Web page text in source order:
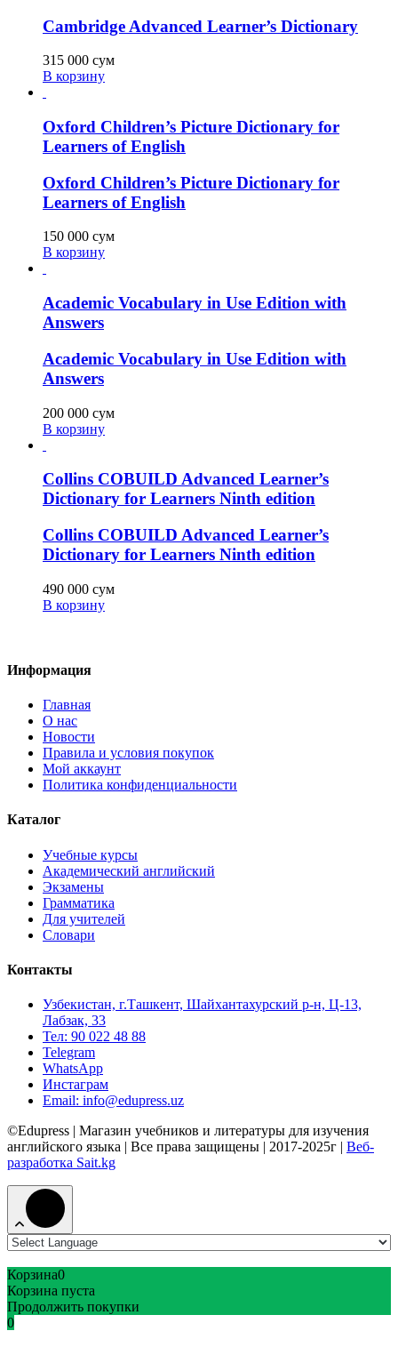
Cambridge Advanced Learner’s Dictionary
315 000 сум
В корзину
Oxford Children’s Picture Dictionary for
Learners of English
Oxford Children’s Picture Dictionary for
Learners of English
150 000 сум
В корзину
Academic Vocabulary in Use Edition with
Answers
Academic Vocabulary in Use Edition with
Answers
200 000 сум
В корзину
Collins COBUILD Advanced Learner’s
Dictionary for Learners Ninth edition
Collins COBUILD Advanced Learner’s
Dictionary for Learners Ninth edition
490 000 сум
В корзину
Информация
Главная
О нас
Новости
Правила и условия покупок
Мой аккаунт
Политика конфиденциальности
Каталог
Учебные курсы
Академический английский
Экзамены
Грамматика
Для учителей
Словари
Контакты
Узбекистан, г.Ташкент, Шайхантахурский р-н, Ц-13,
Лабзак, 33
Тел: 90 022 48 88
Telegram
WhatsApp
Инстаграм
Email: info@edupress.uz
©Edupress | Магазин учебников и литературы для изучения
английского языка | Все права защищены | 2017-2025г | Веб-
разработка Sait.kg
Корзина0
Корзина пуста
Продолжить покупки
0